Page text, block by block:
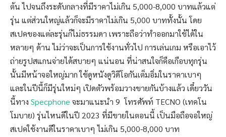
ต้น ไปจนถึงระดับกลางที่มีราคาไม่เกิน 5,000-8,000 บาทแล้วแต่
รุ่น แต่ส่วนใหญ่แล้วก็จะมีราคาไม่เกิน 5,000 บาททั้งนั้น โดย
สเปคของแต่ละรุ่นก็ไม่ธรรมดา เพราะถือว่าทำออกมาใช้ได้ใน
หลายๆ ด้าน ไม่ว่าจะเป็นการใช้งานทั่วไป การเล่นเกม หรือเอาไว้
ถ่ายรูปสแกนจ่ายได้สบายๆ แน่นอน ที่น่าสนใจก็คือเกือบทุกรุ่น
นั้นมีหน้าจอใหญ่มาก ใช้ดูหนังดูวิดีโอกันเต็มอิ่มในราคาเบาๆ
และในปีนี้ก็มีรุ่นใหม่ๆ เปิดตัวพร้อมวางขายกันบ้างแล้ว เดี๋ยววัน
นี้ทาง Specphone จะมาแนะนำ 9 โทรศัพท์ TECNO (เทคโน
โมบาย) รุ่นไหนดีในปี 2023 ที่มีขายในตอนนี้ เป็นมือถือจอใหญ่
สเปคใช้งานดีในราคาเบาๆ ไม่เกิน 5,000-8,000 บาท